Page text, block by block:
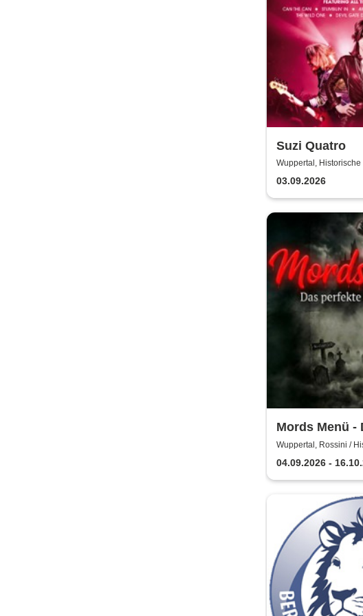
Suzi Quatro
Wuppertal,
03.09.2026
Mords Menü -
Krimi Dinner
Wuppertal, Rossini /
04.09.2026 -